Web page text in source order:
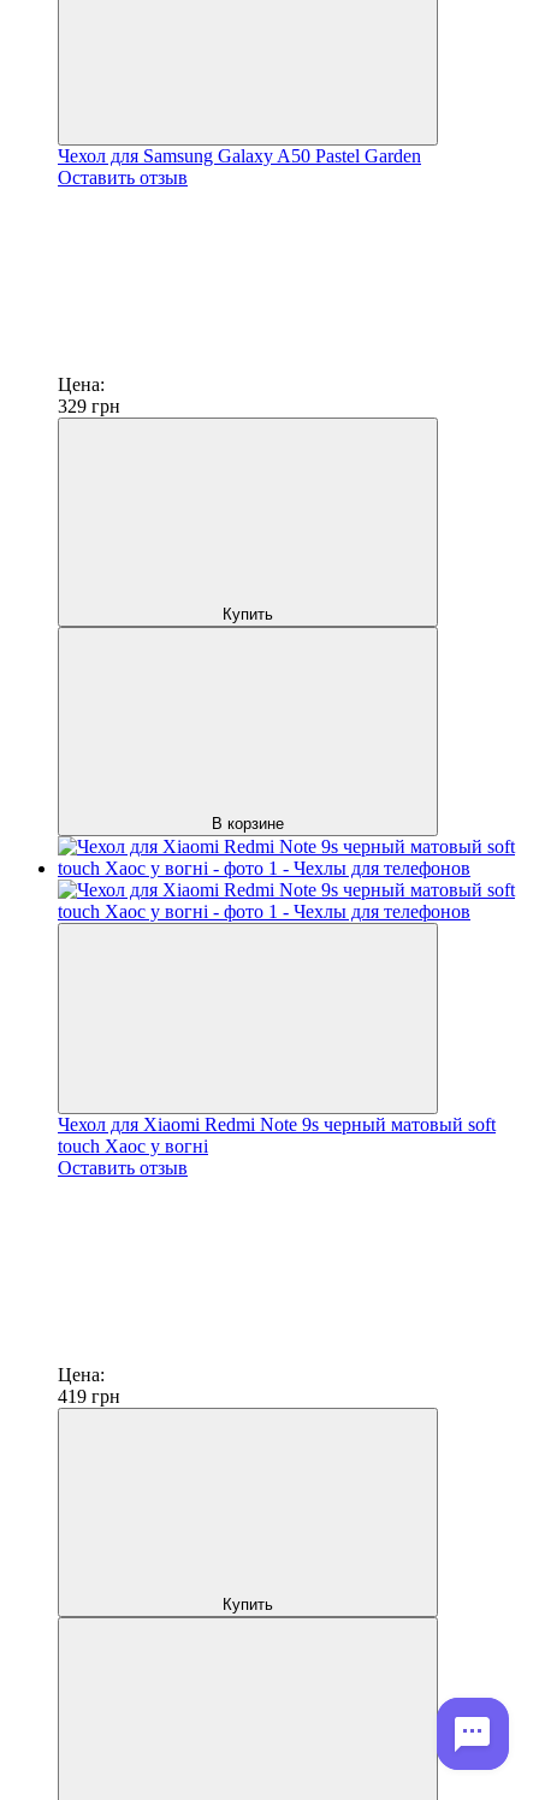
Чехол для Samsung Galaxy A50 Pastel Garden
Оставить отзыв
Цена:
329 грн
Купить
В корзине
Чехол для Xiaomi Redmi Note 9s черный матовый soft
touch Хаос у вогні
Оставить отзыв
Цена:
419 грн
Купить